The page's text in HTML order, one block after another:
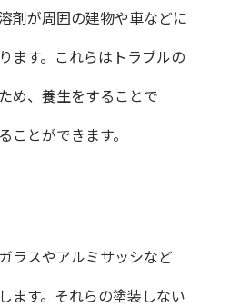
剤が周囲の建物や車などに
ます。これらはトラブルの
め、養生をすることで
ことができます。
ラスやアルミサッシなど
ます。それらの塗装しない